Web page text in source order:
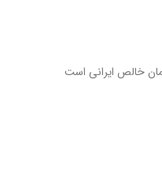
خالص ایرانی است